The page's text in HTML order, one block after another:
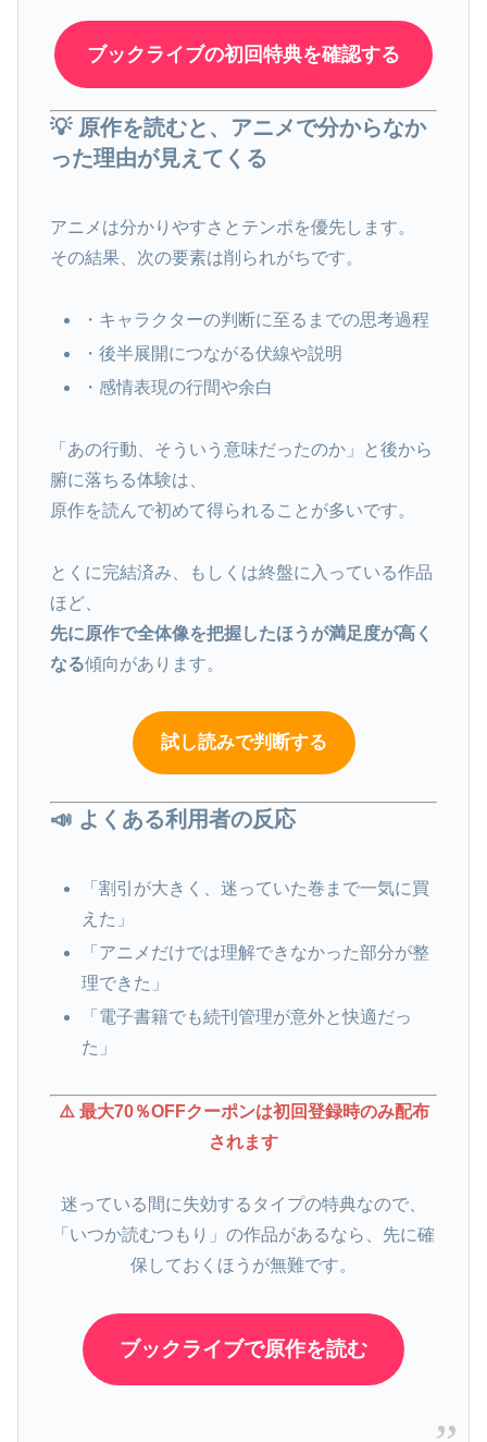
ブックライブの初回特典を確認する
💡 原作を読むと、アニメで分からなか
った理由が見えてくる
アニメは分かりやすさとテンポを優先します。
その結果、次の要素は削られがちです。
・キャラクターの判断に至るまでの思考過程
・後半展開につながる伏線や説明
・感情表現の行間や余白
「あの行動、そういう意味だったのか」と後から
腑に落ちる体験は、
原作を読んで初めて得られることが多いです。
とくに完結済み、もしくは終盤に入っている作品
ほど、
先に原作で全体像を把握したほうが満足度が高く
なる傾向があります。
試し読みで判断する
📣 よくある利用者の反応
「割引が大きく、迷っていた巻まで一気に買
えた」
「アニメだけでは理解できなかった部分が整
理できた」
「電子書籍でも続刊管理が意外と快適だっ
た」
⚠️ 最大70％OFFクーポンは初回登録時のみ配布
されます
迷っている間に失効するタイプの特典なので、
「いつか読むつもり」の作品があるなら、先に確
保しておくほうが無難です。
ブックライブで原作を読む